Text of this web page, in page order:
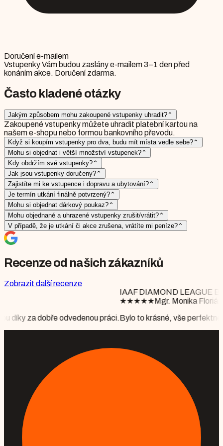
Doručení e-mailem
Vstupenky Vám budou zaslány e-mailem 3–1 den před
konáním akce. Doručení zdarma.
Často kladené otázky
Jakým způsobem mohu zakoupené vstupenky uhradit? ⌃
Zakoupené vstupenky můžete uhradit platební kartou na
našem e-shopu nebo formou bankovního převodu.
Když si koupím vstupenky pro dva, budu mít místa vedle sebe? ⌃
Mohu si objednat i větší množství vstupenek? ⌃
Kdy obdržím své vstupenky? ⌃
Jak jsou vstupenky doručeny? ⌃
Zajistíte mi ke vstupence i dopravu a ubytování? ⌃
Je termín utkání finálně potvrzený? ⌃
Mohu si objednat dárkový poukaz? ⌃
Mohu objednané a uhrazené vstupenky zrušit/vrátit? ⌃
V případě, že je utkání či akce zrušena, vrátíte mi peníze? ⌃
Recenze od našich zákazníků
Zobrazit další recenze
práci.
IAAF DIAMOND LEAGUE BRUSSELS
Mgr. Monika Floriánová
Bylo to krásné, vše perfektně připraveno, počasí nám